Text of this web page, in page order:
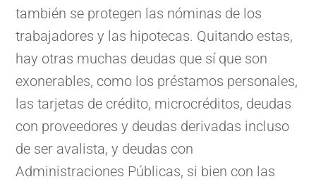
también se protegen las nóminas de los
trabajadores y las hipotecas. Quitando estas,
hay otras muchas deudas que sí que son
exonerables, como los préstamos personales,
las tarjetas de crédito, microcréditos, deudas
con proveedores y deudas derivadas incluso
de ser avalista, y deudas con
Administraciones Públicas, si bien con las